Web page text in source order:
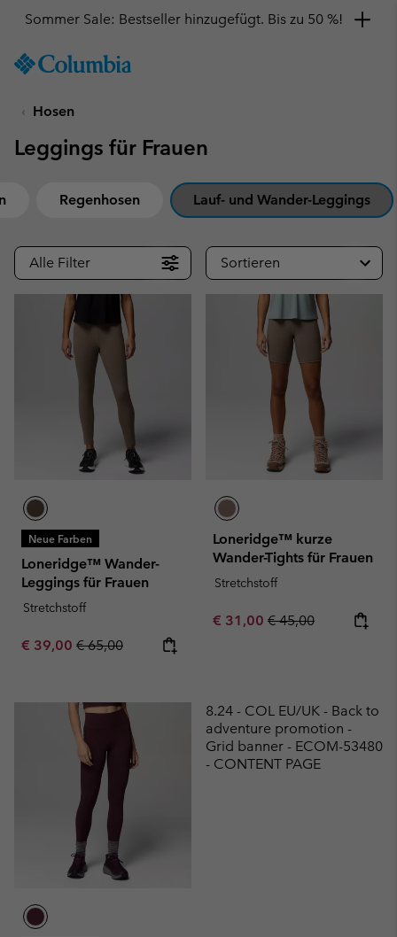
TO
SKIP
MAIN
NAV
SKIP
Sommer Sale: Bestseller hinzugefügt. Bis zu 50 %!
Hosen
Leggings für Frauen
Regenhosen Lauf- und Wander-Leggings
Alle Filter Sortieren
Neue Farben
Loneridge™ Wander-
Leggings für Frauen
Stretchstoff
Sale price:
€ 39,00 Regular price:
€ 65,00
Loneridge™ kurze
Wander-Tights für Frauen
Stretchstoff
Sale price:
€ 31,00 Regular price:
€ 45,00
8.24 - COL EU/UK - Back to
adventure promotion -
Grid banner - ECOM-53480
- CONTENT PAGE